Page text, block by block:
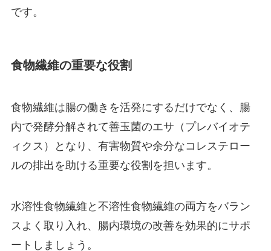
です。
食物繊維の重要な役割
食物繊維は腸の働きを活発にするだけでなく、腸
内で発酵分解されて善玉菌のエサ（プレバイオテ
ィクス）となり、有害物質や余分なコレステロー
ルの排出を助ける重要な役割を担います。
水溶性食物繊維と不溶性食物繊維の両方をバラン
スよく取り入れ、腸内環境の改善を効果的にサポ
ートしましょう。